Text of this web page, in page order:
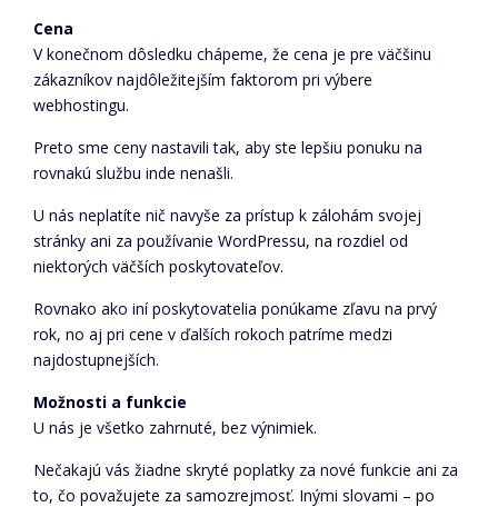
Cena
V konečnom dôsledku chápeme, že cena je pre väčšinu
zákazníkov najdôležitejším faktorom pri výbere
webhostingu.
Preto sme ceny nastavili tak, aby ste lepšiu ponuku na
rovnakú službu inde nenašli.
U nás neplatíte nič navyše za prístup k zálohám svojej
stránky ani za používanie WordPressu, na rozdiel od
niektorých väčších poskytovateľov.
Rovnako ako iní poskytovatelia ponúkame zľavu na prvý
rok, no aj pri cene v ďalších rokoch patríme medzi
najdostupnejších.
Možnosti a funkcie
U nás je všetko zahrnuté, bez výnimiek.
Nečakajú vás žiadne skryté poplatky za nové funkcie ani za
to, čo považujete za samozrejmosť. Inými slovami – po